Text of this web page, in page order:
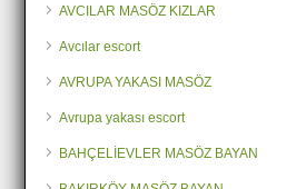
AVCILAR MASÖZ KIZLAR
Avcılar escort
AVRUPA YAKASI MASÖZ
Avrupa yakası escort
BAHÇELİEVLER MASÖZ BAYAN